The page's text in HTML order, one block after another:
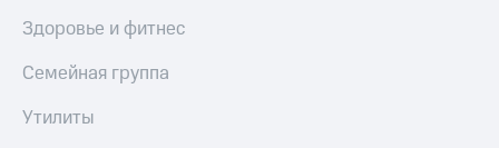
Здоровье и фитнес
Семейная группа
Утилиты